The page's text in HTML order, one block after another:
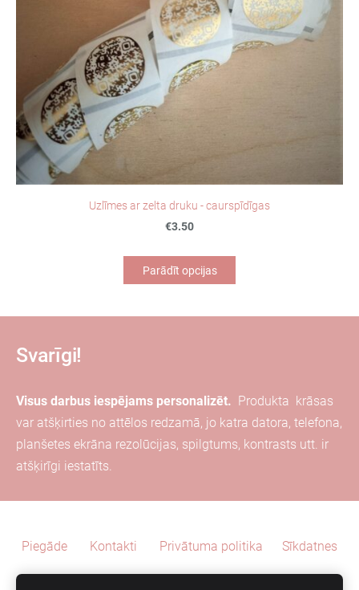
Svarīgi!
Visus darbus iespējams personalizēt. Produkta krāsas
var atšķirties no attēlos redzamā, jo katra datora, telefona,
planšetes ekrāna rezolūcijas, spilgtums, kontrasts utt. ir
atšķirīgi iestatīts.
Uzlīmes ar zelta druku - caurspīdīgas
€3.50
Parādīt opcijas
Piegāde Kontakti Privātuma politika Sīkdatnes